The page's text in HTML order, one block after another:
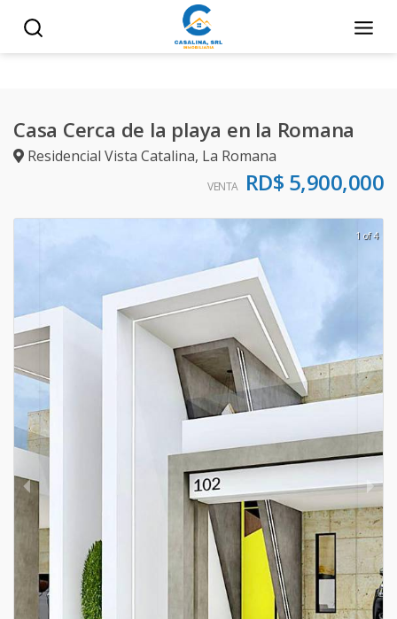
Casa Cerca de la playa en la Romana
Residencial Vista Catalina, La Romana
VENTA RD$ 5,900,000
1 of 4